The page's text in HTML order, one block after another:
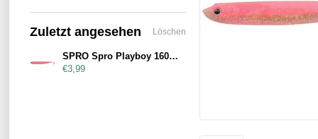
Zuletzt angesehen Löschen
SPRO Spro Playboy 160mm Pink Back
€3,99